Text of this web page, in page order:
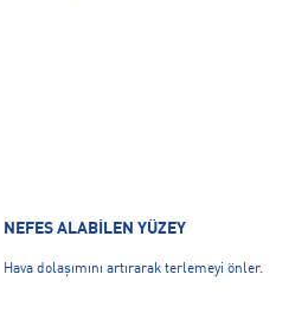
NEFES ALABİLEN YÜZEY
Hava dolaşımını artırarak terlemeyi önler.